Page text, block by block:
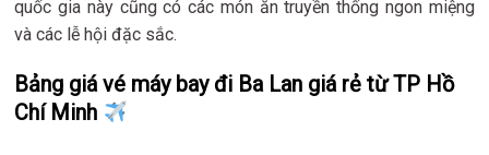
quốc gia này cũng có các món ăn truyền thống ngon miệng
và các lễ hội đặc sắc.
Bảng giá vé máy bay đi Ba Lan giá rẻ từ TP Hồ
Chí Minh